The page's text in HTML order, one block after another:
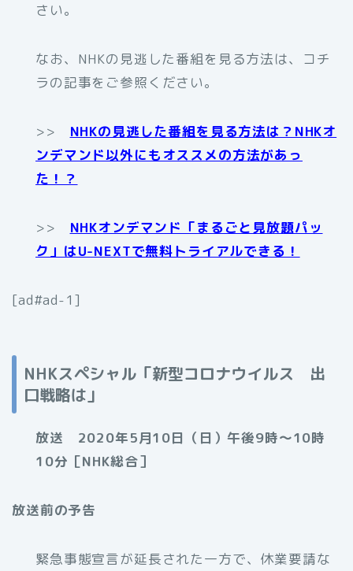
さい。
なお、NHKの見逃した番組を見る方法は、コチ
ラの記事をご参照ください。
>> NHKの見逃した番組を見る方法は？NHKオ
ンデマンド以外にもオススメの方法があっ
た！？
>> NHKオンデマンド「まるごと見放題パッ
ク」はU-NEXTで無料トライアルできる！
[ad#ad-1]
NHKスペシャル「新型コロナウイルス 出
口戦略は」
放送 2020年5月10日（日）午後9時〜10時
10分［NHK総合］
放送前の予告
緊急事態宣言が延長された一方で、休業要請な